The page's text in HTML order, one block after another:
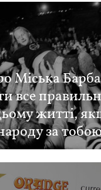
Міська
все
житті,
за